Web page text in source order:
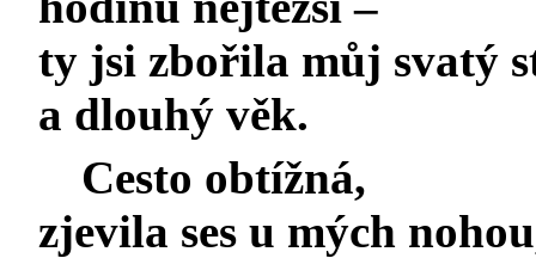
ty jsi zbořila můj svatý
a dlouhý věk.
Cesto obtížná,
zjevila ses u mých